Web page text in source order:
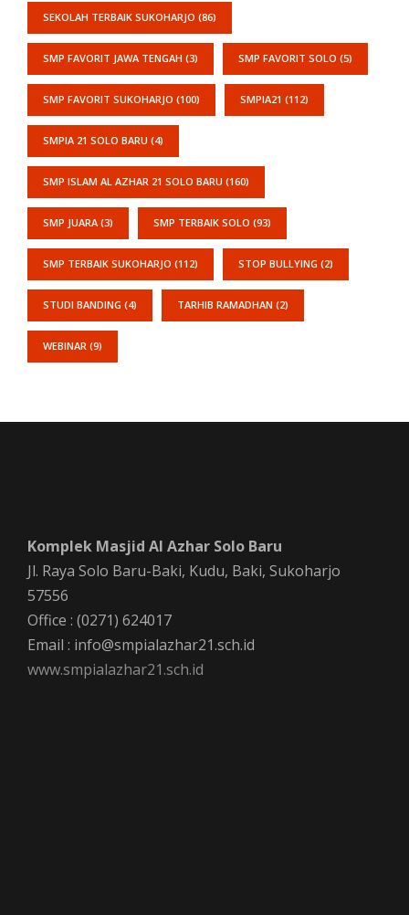
SEKOLAH TERBAIK SUKOHARJO (86)
SMP FAVORIT JAWA TENGAH (3) SMP FAVORIT SOLO (5)
SMP FAVORIT SUKOHARJO (100) SMPIA21 (112)
SMPIA 21 SOLO BARU (4)
SMP ISLAM AL AZHAR 21 SOLO BARU (160)
SMP JUARA (3) SMP TERBAIK SOLO (93)
SMP TERBAIK SUKOHARJO (112) STOP BULLYING (2)
STUDI BANDING (4) TARHIB RAMADHAN (2)
WEBINAR (9)
Komplek Masjid Al Azhar Solo Baru
Jl. Raya Solo Baru-Baki, Kudu, Baki, Sukoharjo
57556
Office : (0271) 624017
Email : info@smpialazhar21.sch.id
www.smpialazhar21.sch.id